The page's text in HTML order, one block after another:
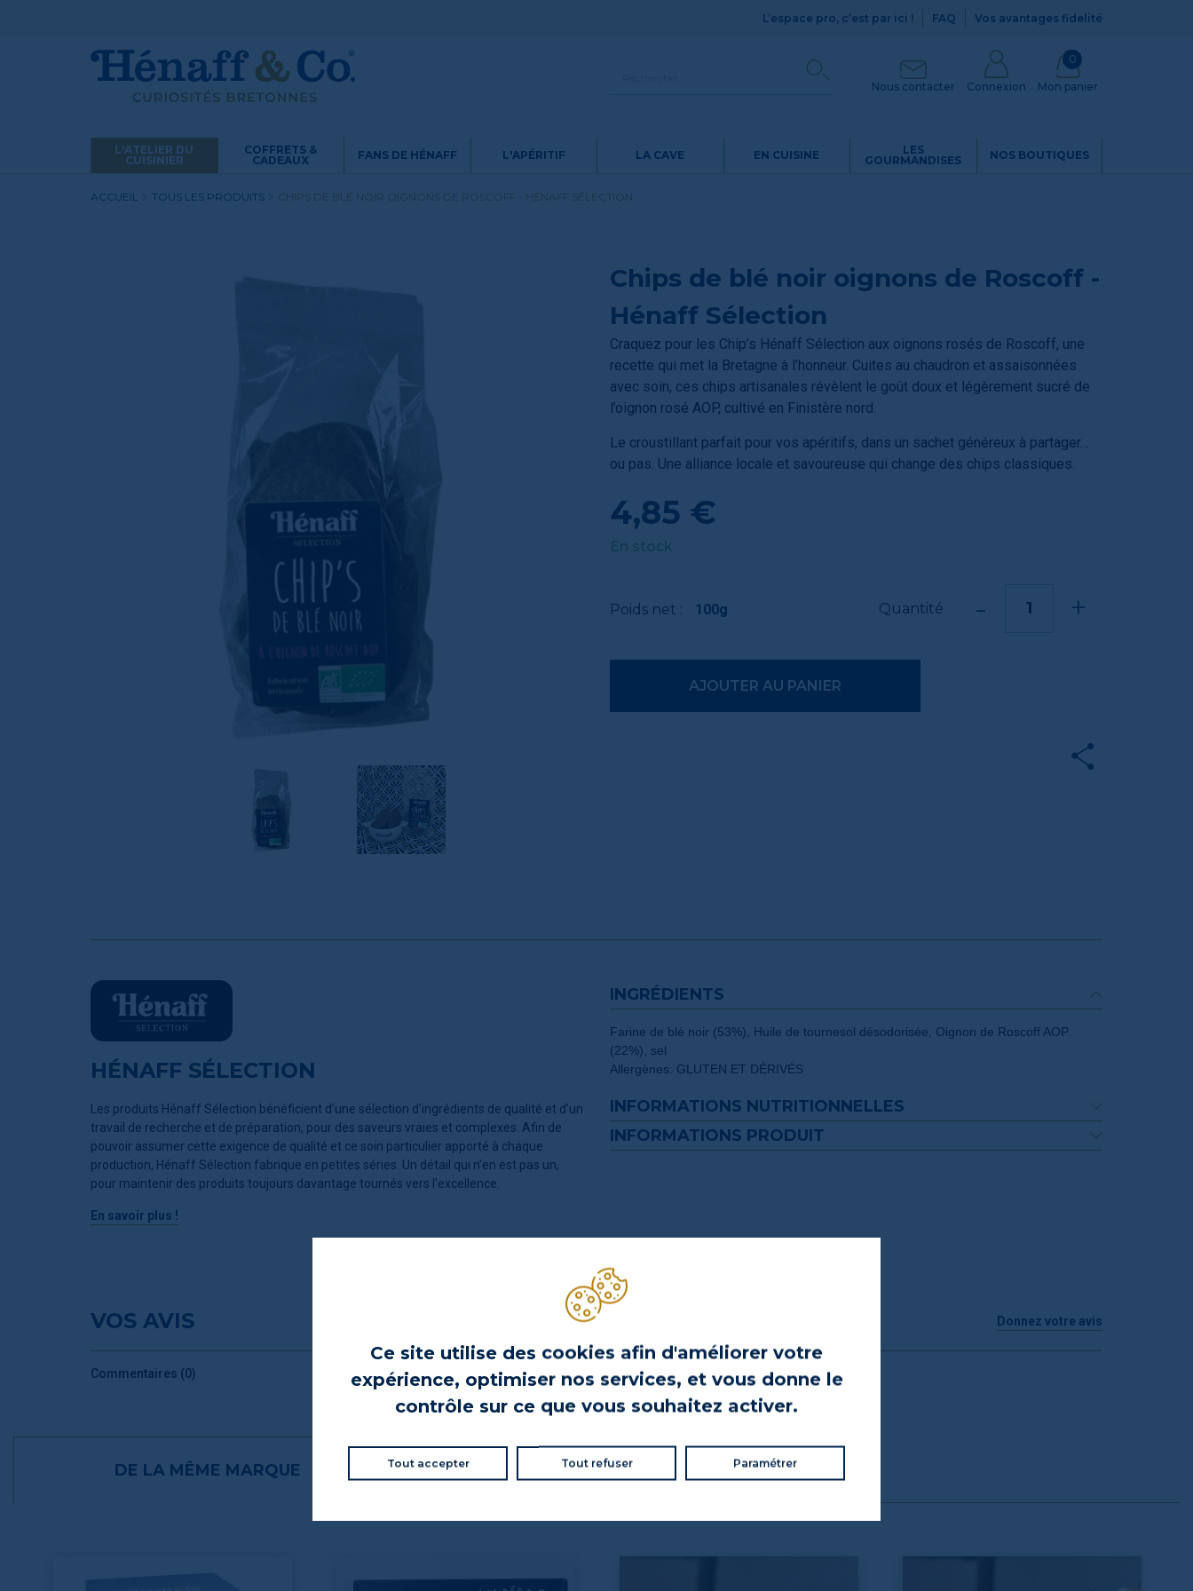
Ce site utilise des cookies afin d'améliorer votre
expérience, optimiser nos services, et vous donne le
contrôle sur ce que vous souhaitez activer.
Tout accepter Tout refuser Paramétrer
L’espace pro, c’est par ici ! FAQ Vos avantages fidelité
Nous contacter Connexion
0
Mon panier
L'ATELIER DU
CUISINIER
COFFRETS &
CADEAUX
FANS DE HÉNAFF L'APÉRITIF LA CAVE EN CUISINE
LES
GOURMANDISES
NOS BOUTIQUES
ACCUEIL TOUS LES PRODUITS CHIPS DE BLÉ NOIR OIGNONS DE ROSCOFF - HÉNAFF SÉLECTION
Chips de blé noir oignons de Roscoff -
Hénaff Sélection
Craquez pour les Chip’s Hénaff Sélection aux oignons rosés de Roscoff, une
recette qui met la Bretagne à l’honneur. Cuites au chaudron et assaisonnées
avec soin, ces chips artisanales révèlent le goût doux et légèrement sucré de
l’oignon rosé AOP, cultivé en Finistère nord.
Le croustillant parfait pour vos apéritifs, dans un sachet généreux à partager…
ou pas. Une alliance locale et savoureuse qui change des chips classiques.
4,85 €
En stock
Poids net : 100g Quantité - +
AJOUTER AU PANIER
HÉNAFF SÉLECTION
Les produits Hénaff Sélection bénéficient d’une sélection d’ingrédients de qualité et d’un
travail de recherche et de préparation, pour des saveurs vraies et complexes. Afin de
pouvoir assumer cette exigence de qualité et ce soin particulier apporté à chaque
production, Hénaff Sélection fabrique en petites séries. Un détail qui n’en est pas un,
pour maintenir des produits toujours davantage tournés vers l’excellence.
En savoir plus !
INGRÉDIENTS
Farine de blé noir (53%), Huile de tournesol désodorisée, Oignon de Roscoff AOP
(22%), sel
Allergènes: GLUTEN ET DÉRIVÉS
INFORMATIONS NUTRITIONNELLES
INFORMATIONS PRODUIT
VOS AVIS Donnez votre avis
Commentaires (0)
DE LA MÊME MARQUE